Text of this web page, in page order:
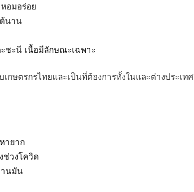
อมอร่อย
นาน
ชะนี เนื้อมีลักษณะเฉพาะ
กษตรกรไทยและเป็นที่ต้องการทั้งในและต่างประเทศ
ายาก
ช่วงโควิด
านมัน